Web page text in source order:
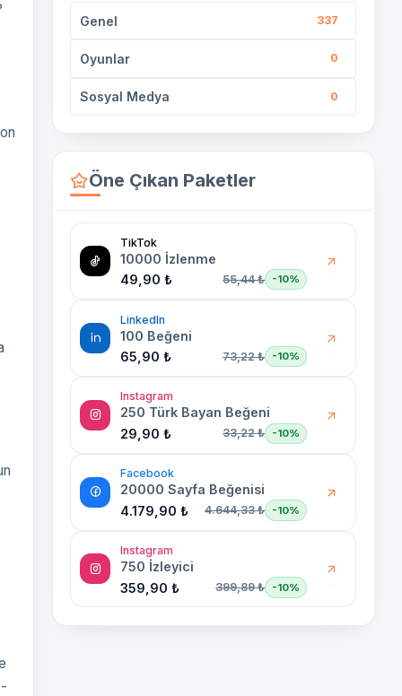
Genel 337
Oyunlar 0
Sosyal Medya 0
Öne Çıkan Paketler
TikTok
10000 İzlenme
49,90 ₺
55,44 ₺ -10%
LinkedIn
100 Beğeni
65,90 ₺
73,22 ₺ -10%
Instagram
250 Türk Bayan Beğeni
29,90 ₺
33,22 ₺ -10%
Facebook
20000 Sayfa Beğenisi
4.179,90 ₺
4.644,33 ₺ -10%
Instagram
750 İzleyici
359,90 ₺
399,89 ₺ -10%